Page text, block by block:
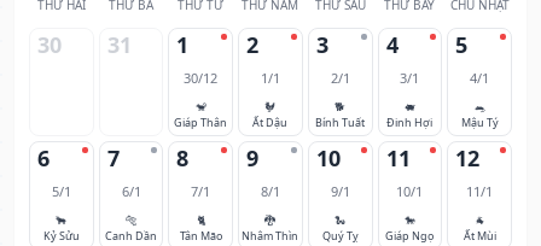
THỨ HAI THỨ BA THỨ TƯ THỨ NĂM THỨ SÁU THỨ BẢY CHỦ NHẬT
30 31 1
30/12
🐒
Giáp Thân
2
1/1
🐓
Ất Dậu
3
2/1
🐕
Bính Tuất
4
3/1
🐖
Đinh Hợi
5
4/1
🐀
Mậu Tý
6
5/1
🐂
Kỷ Sửu
7
6/1
🐅
Canh Dần
8
7/1
🐈
Tân Mão
9
8/1
🐉
Nhâm Thìn
10
9/1
🐍
Quý Tỵ
11
10/1
🐎
Giáp Ngọ
12
11/1
🐐
Ất Mùi